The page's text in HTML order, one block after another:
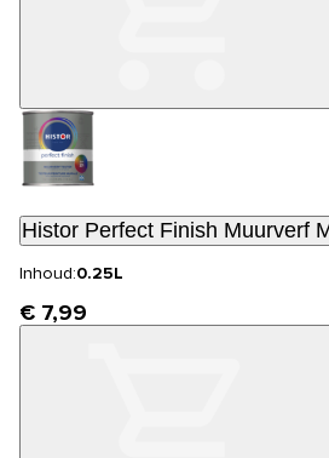
Histor Perfect Finish Muurverf
Inhoud:0.25L
€ 7,99